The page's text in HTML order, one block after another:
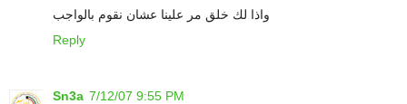
واذا لك خلق مر علينا عشان نقوم بالواجب
Reply
Sn3a 7/12/07 9:55 PM